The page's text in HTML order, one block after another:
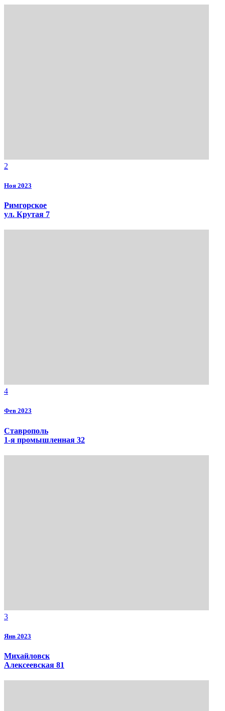
2
Ноя 2023
Римгорское
ул. Крутая 7
4
Фев 2023
Ставрополь
1-я промышленная 32
3
Янв 2023
Михайловск
Алексеевская 81